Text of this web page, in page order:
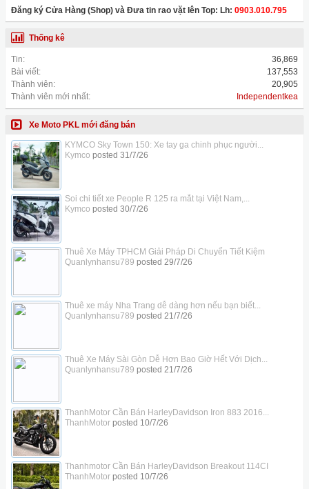
Đăng ký Cửa Hàng (Shop) và Đưa tin rao vặt lên Top: Lh: 0903.010.795
Thống kê
Tin:
36,869
Bài viết:
137,553
Thành viên:
20,905
Thành viên mới nhất:
Independentkea
Xe Moto PKL mới đăng bán
KYMCO Sky Town 150: Xe tay ga chinh phục người...
Kymco posted 31/7/26
Soi chi tiết xe People R 125 ra mắt tại Việt Nam,...
Kymco posted 30/7/26
Thuê Xe Máy TPHCM Giải Pháp Di Chuyển Tiết Kiệm
Quanlynhansu789 posted 29/7/26
Thuê xe máy Nha Trang dễ dàng hơn nếu bạn biết...
Quanlynhansu789 posted 21/7/26
Thuê Xe Máy Sài Gòn Dễ Hơn Bao Giờ Hết Với Dịch...
Quanlynhansu789 posted 21/7/26
ThanhMotor Cần Bán HarleyDavidson Iron 883 2016...
ThanhMotorposted 10/7/26
Thanhmotor Cần Bán HarleyDavidson Breakout 114CI
ThanhMotorposted 10/7/26